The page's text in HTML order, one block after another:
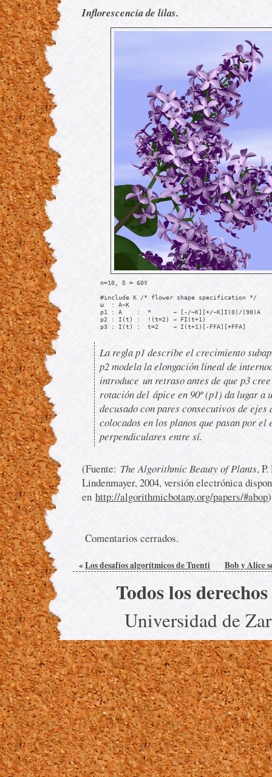
Inflorescencia de lilas.
     n=10, δ = 60º
     #include K /* flower shape specification */
     ω  : A~K
     p1 : A    :  *      → [-/~K][+/~K]I(0)/(90)A
     p2 : I(t) :  !(t=2) → FI(t+1)
     p3 : I(t) :  t=2    → I(t+1)[-FFA][+FFA]
La regla p1 describe el crecimiento
p2 modela la elongación lineal de
introduce un retraso antes de que p3
rotación del ápice en 90º (p1) da lugar a
decusado con pares consecutivos de
colocados en los planos que pasan por el
perpendiculares entre sí.
(Fuente: The Algorithmic Beauty of Plants,
Lindenmayer, 2004, versión electrónica
en http://algorithmicbotany.org/papers/#abop)
Comentarios cerrados.
«Los desafíos algorítmicos de Tuenti Bob y Alice
Todos los derechos
Universidad de